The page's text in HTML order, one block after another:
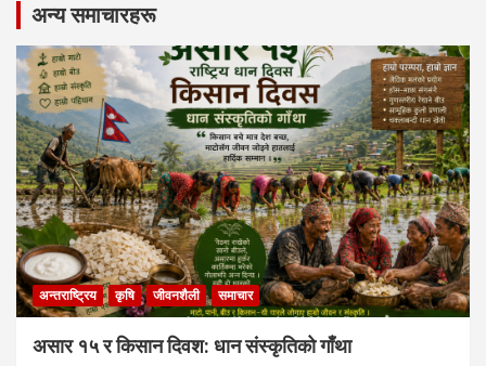
अन्य समाचारहरू
अन्तराष्ट्रिय कृषि जीवनशैली समाचार
असार १५ र किसान दिवश: धान संस्कृतिको गाँथा